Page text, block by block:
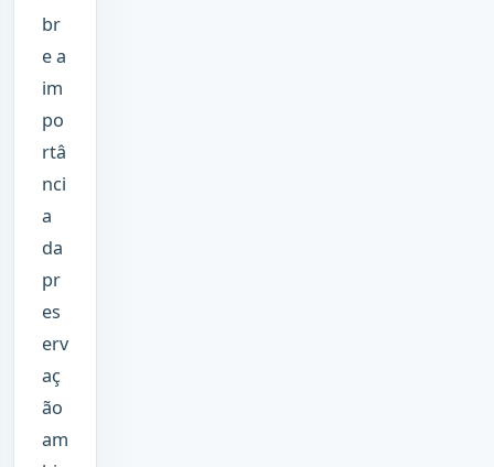
br
e a
im
po
rtâ
nci
a
da
pr
es
erv
aç
ão
am